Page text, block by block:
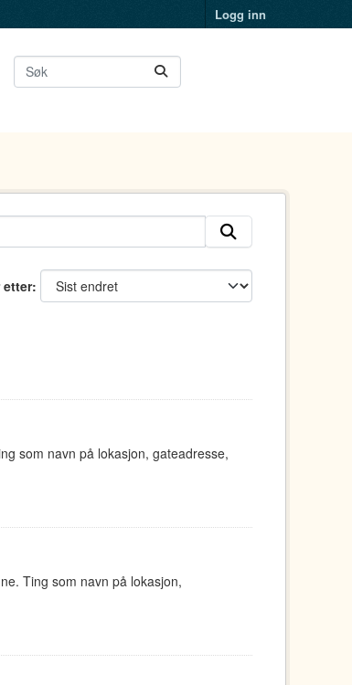
Logg inn
etter
som navn på lokasjon, gateadresse,
Ting som navn på lokasjon,